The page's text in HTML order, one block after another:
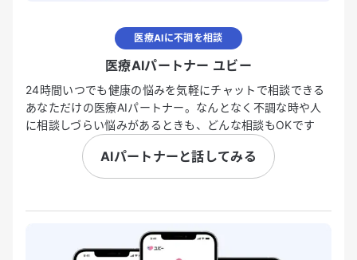
医療AIに不調を相談
医療AIパートナー ユビー
24時間いつでも健康の悩みを気軽にチャットで相談できる
あなただけの医療AIパートナー。なんとなく不調な時や人
に相談しづらい悩みがあるときも、どんな相談もOKです
AIパートナーと話してみる